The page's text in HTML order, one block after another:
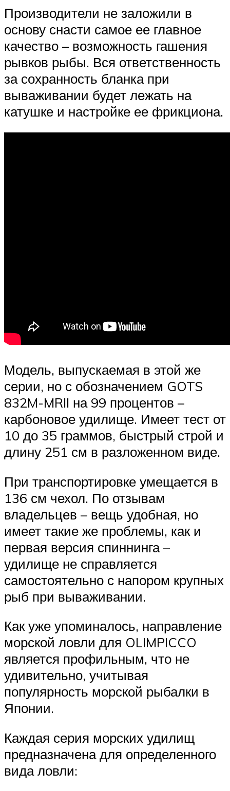
Производители не заложили в
основу снасти самое ее главное
качество – возможность гашения
рывков рыбы. Вся ответственность
за сохранность бланка при
вываживании будет лежать на
катушке и настройке ее фрикциона.
Модель, выпускаемая в этой же
серии, но с обозначением GOTS
832M-MRII на 99 процентов –
карбоновое удилище. Имеет тест от
10 до 35 граммов, быстрый строй и
длину 251 см в разложенном виде.
При транспортировке умещается в
136 см чехол. По отзывам
владельцев – вещь удобная, но
имеет такие же проблемы, как и
первая версия спиннинга –
удилище не справляется
самостоятельно с напором крупных
рыб при вываживании.
Как уже упоминалось, направление
морской ловли для OLIMPICCO
является профильным, что не
удивительно, учитывая
популярность морской рыбалки в
Японии.
Каждая серия морских удилищ
предназначена для определенного
вида ловли: